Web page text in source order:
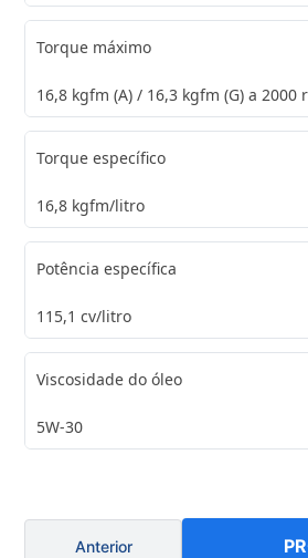
Torque máximo
16,8 kgfm (A) / 16,3 kgfm (G) a 2000
Torque específico
16,8 kgfm/litro
Potência específica
115,1 cv/litro
Viscosidade do óleo
5W-30
Anterior